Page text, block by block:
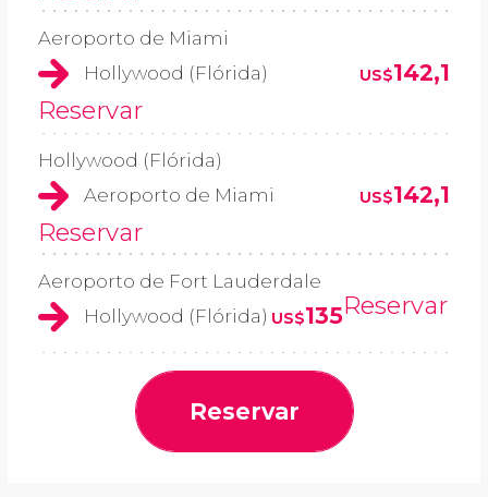
Aeroporto de Miami
Hollywood (Flórida)
US$142,1
Reservar
Hollywood (Flórida)
Aeroporto de Miami
US$142,1
Reservar
Aeroporto de Fort Lauderdale
Hollywood (Flórida) US$135Reservar
Reservar